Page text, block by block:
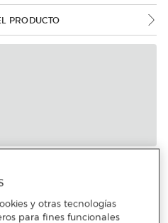
PRODUCTO
y otras tecnologías
para fines funcionales